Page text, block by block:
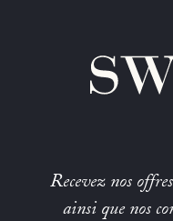
Recevez nos
ainsi que nos